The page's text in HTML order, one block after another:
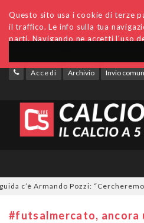
Questo sito usa i cookie di terze
il traffico. Le info sulla tua
parti. Navigando ne accetti l'uso
Accedi Archivio Invio
Armando Pozzi: “Cercheremo di
#futsalmercato, ancora